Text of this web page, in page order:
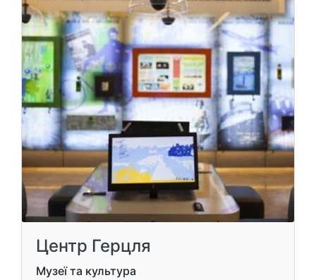
Центр Герцля
Музеї та культура